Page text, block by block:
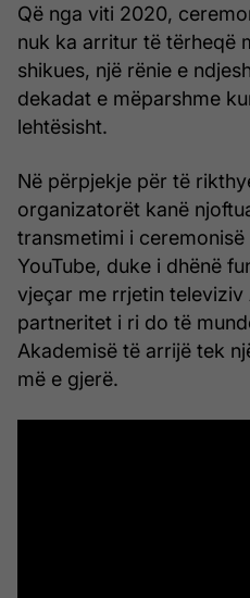
Që nga viti 2020,
nuk ka arritur të tërheqë
shikues, një rënie e
dekadat e mëparshme
lehtësisht.
Në përpjekje për të
organizatorët kanë
transmetimi i
YouTube, duke i dhënë
vjeçar me rrjetin televiziv
partneritet i ri do të
Akademisë të arrijë tek
më e gjerë.